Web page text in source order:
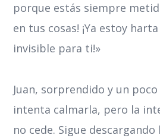
porque estás siempre
en tus cosas! ¡Ya estoy
invisible para ti!»
Juan, sorprendido y un
intenta calmarla, pero la
no cede. Sigue descargando